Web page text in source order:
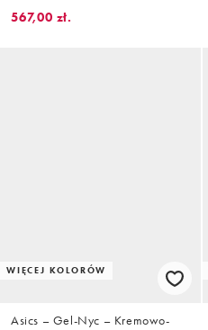
567,00 zł.
WIĘCEJ KOLORÓW
Asics – Gel-Nyc – Kremowo-